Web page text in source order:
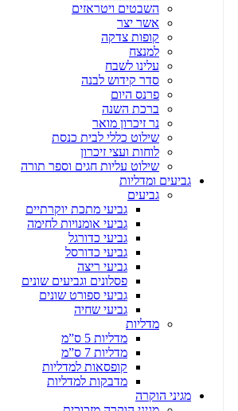
השבטים ויטראזים
אשר יצר
קופות צדקה
למנצח
עלינו לשבח
סדר קידוש לבנה
פרנס היום
ברכת השנה
נר זיכרון מואר
שילוט כללי לבית כנסת
לוחות ועצי זיכרון
שילוט עליות חגים וספר תורה
גביעים ומדליות
גביעים
גביעי מתכת יוקרתיים
גביעי אומנויות לחימה
גביעי כדורגל
גביעי כדורסל
גביעי ריצה
פסלונים וגביעים שונים
גביעי ספורט שונים
גביעי שחיה
מדליות
מדליות 5 ס”מ
מדליות 7 ס”מ
קופסאות למדליות
מדבקות למדליות
מגיני הוקרה